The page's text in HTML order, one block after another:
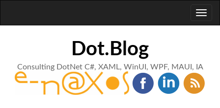
Dot.Blog
Consulting DotNet C#, XAML, WinUI, WPF, MAUI, IA